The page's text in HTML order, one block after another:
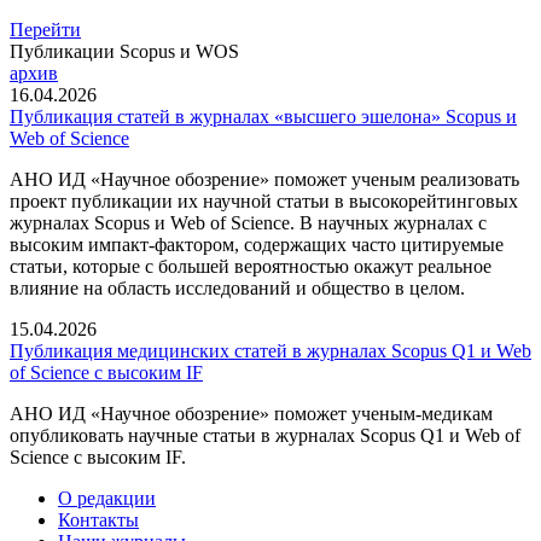
Перейти
Публикации Scopus и WOS
архив
16.04.2026
Публикация статей в журналах «высшего эшелона» Scopus и
Web of Science
АНО ИД «Научное обозрение» поможет ученым реализовать
проект публикации их научной статьи в высокорейтинговых
журналах Scopus и Web of Science. В научных журналах с
высоким импакт-фактором, содержащих часто цитируемые
статьи, которые с большей вероятностью окажут реальное
влияние на область исследований и общество в целом.
15.04.2026
Публикация медицинских статей в журналах Scopus Q1 и Web
of Science с высоким IF
АНО ИД «Научное обозрение» поможет ученым-медикам
опубликовать научные статьи в журналах Scopus Q1 и Web of
Science с высоким IF.
О редакции
Контакты